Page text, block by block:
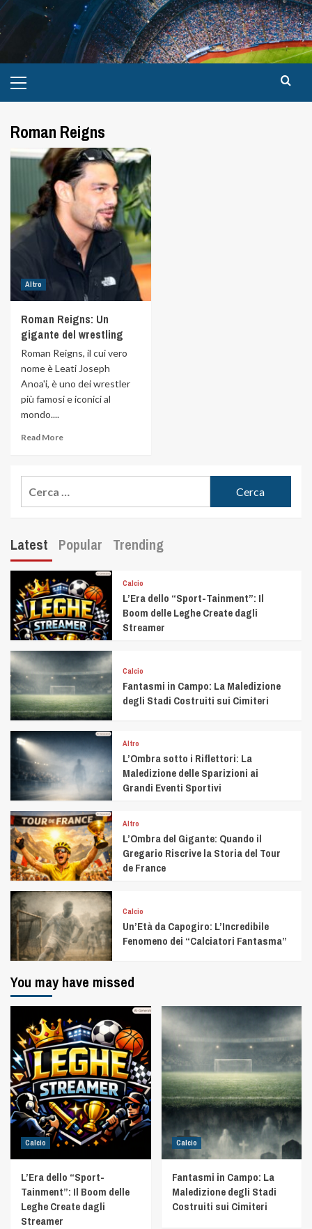
Roman Reigns
Altro
Roman Reigns: Un
gigante del wrestling
Roman Reigns, il cui vero
nome è Leati Joseph
Anoa'i, è uno dei wrestler
più famosi e iconici al
mondo....
Read More
Latest Popular Trending
Calcio
L’Era dello “Sport-Tainment”: Il
Boom delle Leghe Create dagli
Streamer
Calcio
Fantasmi in Campo: La Maledizione
degli Stadi Costruiti sui Cimiteri
Altro
L’Ombra sotto i Riflettori: La
Maledizione delle Sparizioni ai
Grandi Eventi Sportivi
Altro
L’Ombra del Gigante: Quando il
Gregario Riscrive la Storia del Tour
de France
Calcio
Un’Età da Capogiro: L’Incredibile
Fenomeno dei “Calciatori Fantasma”
You may have missed
Calcio
L’Era dello “Sport-
Tainment”: Il Boom delle
Leghe Create dagli
Streamer
Calcio
Fantasmi in Campo: La
Maledizione degli Stadi
Costruiti sui Cimiteri